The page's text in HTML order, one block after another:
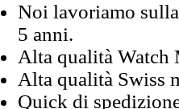
Noi lavoriamo
5 anni.
Alta qualità Watch
Alta qualità Swiss
Quick di